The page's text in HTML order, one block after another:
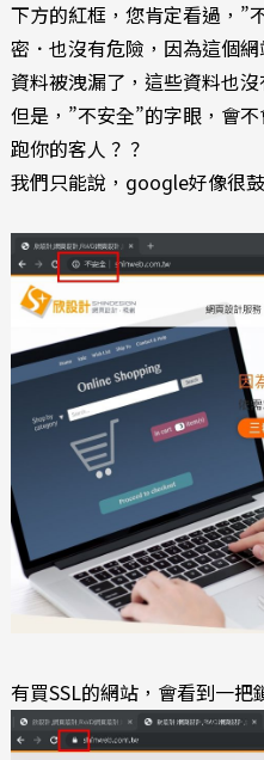
下方的紅框，您肯定看過，”
密．也沒有危險，因為這個
資料被洩漏了，這些資料也沒
但是，”不安全”的字眼，會
跑你的客人？？
我們只能說，google好像很鼓
有買SSL的網站，會看到一把